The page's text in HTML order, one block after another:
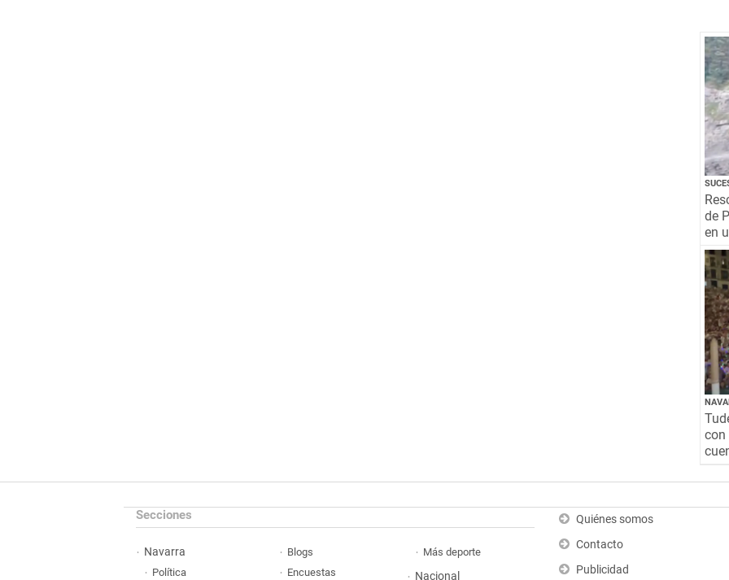
de
en
con
Secciones
Navarra
Política
Blogs
Encuestas
Más deporte
Nacional
Quiénes somos
Contacto
Publicidad